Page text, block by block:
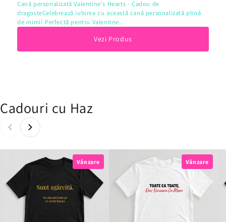
Cană personalizată Valentine's Hearts - Cadou de
dragosteCelebrează iubirea cu această cană personalizată plină
de inimi! Perfectă pentru Valentine...
Vezi Produs
Cadouri cu Haz
Vânzare Vânzare